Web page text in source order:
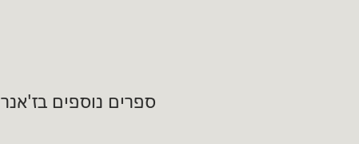
ספרים נוספים בז'אנר